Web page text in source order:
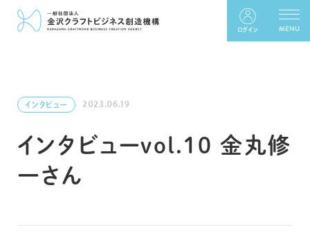
ログイン
インタビューvol.10 金丸修
一さん
インタビュー 2023.06.19